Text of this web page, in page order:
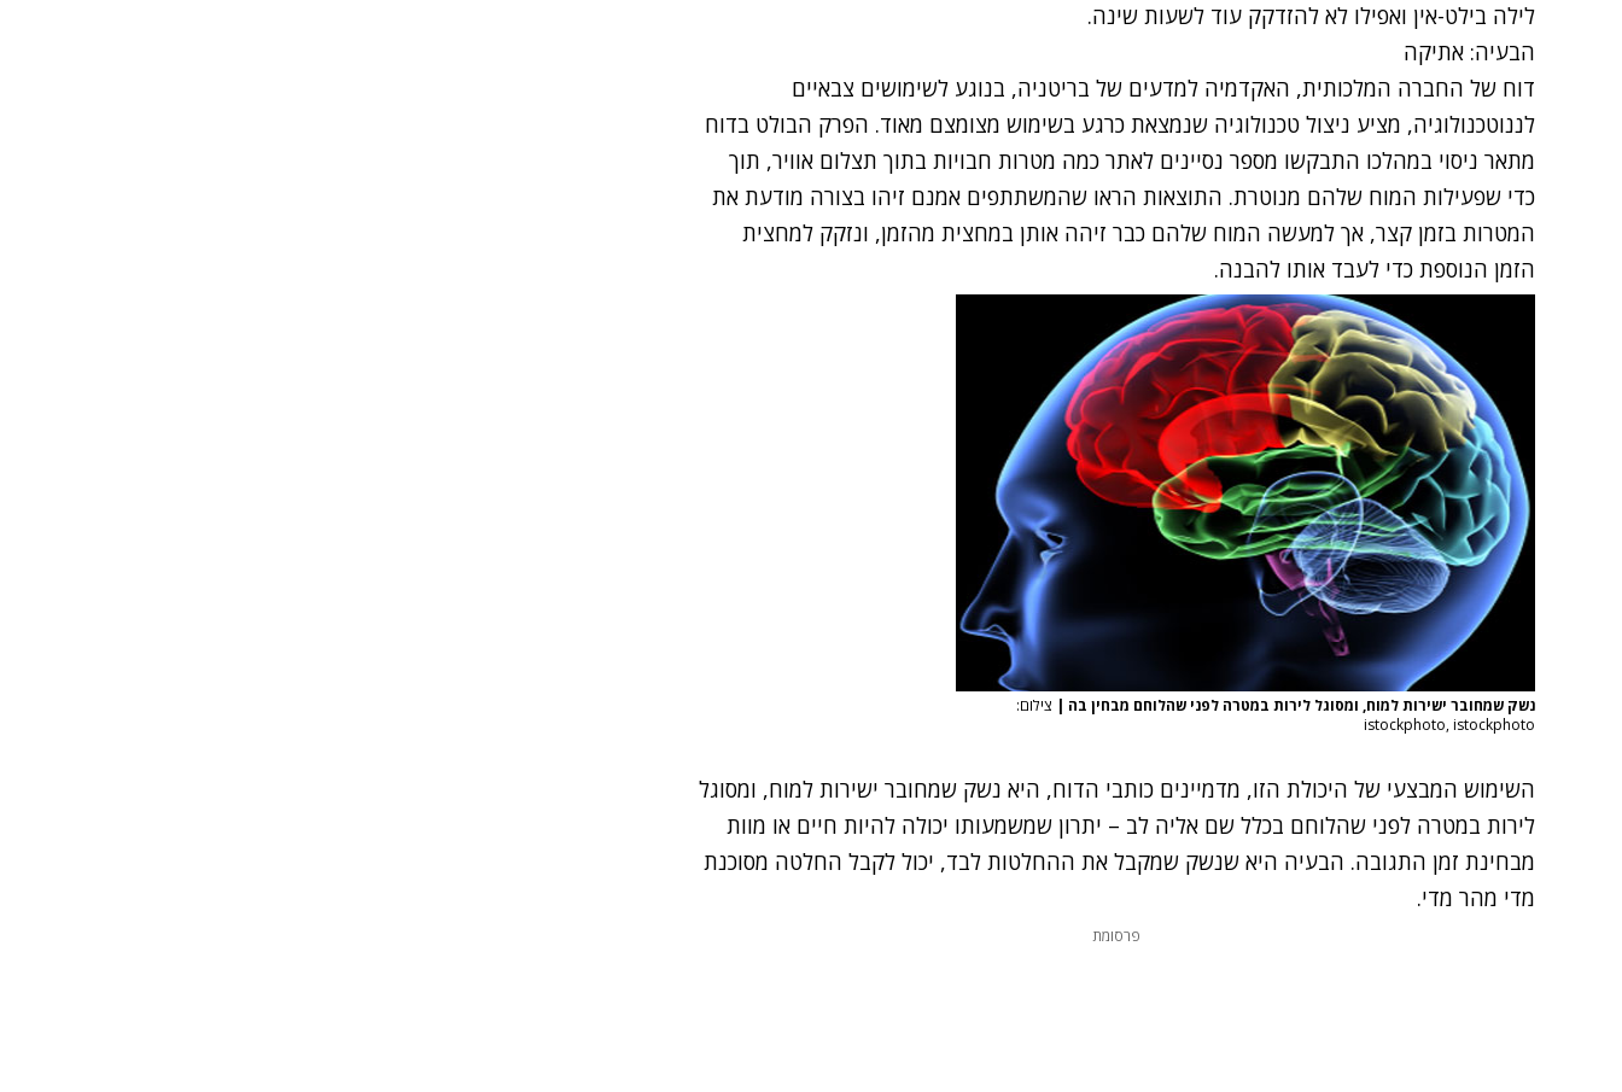
לילה בילט-אין ואפילו לא להזדקק עוד לשעות שינה.
הבעיה: אתיקה
דוח של החברה המלכותית, האקדמיה למדעים של בריטניה, בנוגע לשימושים צבאיים
לננוטכנולוגיה, מציע ניצול טכנולוגיה שנמצאת כרגע בשימוש מצומצם מאוד. הפרק הבולט בדוח
מתאר ניסוי במהלכו התבקשו מספר נסיינים לאתר כמה מטרות חבויות בתוך תצלום אוויר, תוך
כדי שפעילות המוח שלהם מנוטרת. התוצאות הראו שהמשתתפים אמנם זיהו בצורה מודעת את
המטרות בזמן קצר, אך למעשה המוח שלהם כבר זיהה אותן במחצית מהזמן, ונזקק למחצית
הזמן הנוספת כדי לעבד אותו להבנה.
נשק שמחובר ישירות למוח, ומסוגל לירות במטרה לפני שהלוחם מבחין בה | צילום:
istockphoto, istockphoto
השימוש המבצעי של היכולת הזו, מדמיינים כותבי הדוח, היא נשק שמחובר ישירות למוח, ומסוגל
לירות במטרה לפני שהלוחם בכלל שם אליה לב – יתרון שמשמעותו יכולה להיות חיים או מוות
מבחינת זמן התגובה. הבעיה היא שנשק שמקבל את ההחלטות לבד, יכול לקבל החלטה מסוכנת
מדי מהר מדי.
פרסומת